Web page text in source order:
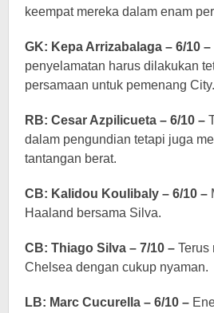
keempat mereka dalam enam
GK: Kepa Arrizabalaga – 6/10 –
penyelamatan harus dilakukan
persamaan untuk pemenang City.
RB: Cesar Azpilicueta – 6/10 –
dalam pengundian tetapi juga
tantangan berat.
CB: Kalidou Koulibaly – 6/10 –
Haaland bersama Silva.
CB: Thiago Silva – 7/10 – Terus
Chelsea dengan cukup nyaman.
LB: Marc Cucurella – 6/10 –